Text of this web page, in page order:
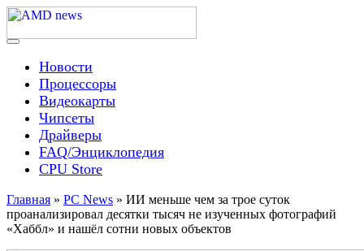
Skip
content
AMD news
Menu
Новости
Процессоры
Видеокарты
Чипсеты
Драйверы
FAQ/Энциклопедия
CPU Store
Главная » PC News » ИИ меньше чем за трое суток
проанализировал десятки тысяч не изученных фотографий
«Хаббл» и нашёл сотни новых объектов